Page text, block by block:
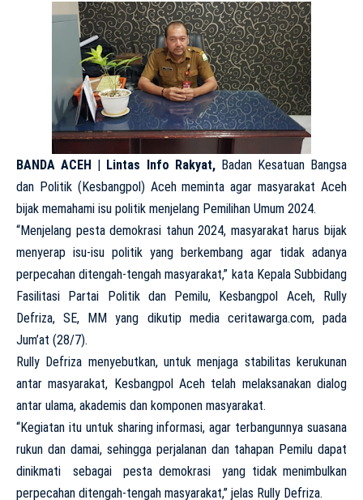
BANDA ACEH | Lintas Info Rakyat, Badan Kesatuan Bangsa
dan Politik (Kesbangpol) Aceh meminta agar masyarakat Aceh
bijak memahami isu politik menjelang Pemilihan Umum 2024.
“Menjelang pesta demokrasi tahun 2024, masyarakat harus bijak
menyerap isu-isu politik yang berkembang agar tidak adanya
perpecahan ditengah-tengah masyarakat,” kata Kepala Subbidang
Fasilitasi Partai Politik dan Pemilu, Kesbangpol Aceh, Rully
Defriza, SE, MM yang dikutip media ceritawarga.com, pada
Jum’at (28/7).
Rully Defriza menyebutkan, untuk menjaga stabilitas kerukunan
antar masyarakat, Kesbangpol Aceh telah melaksanakan dialog
antar ulama, akademis dan komponen masyarakat.
“Kegiatan itu untuk sharing informasi, agar terbangunnya suasana
rukun dan damai, sehingga perjalanan dan tahapan Pemilu dapat
dinikmati sebagai pesta demokrasi yang tidak menimbulkan
perpecahan ditengah-tengah masyarakat,” jelas Rully Defriza.